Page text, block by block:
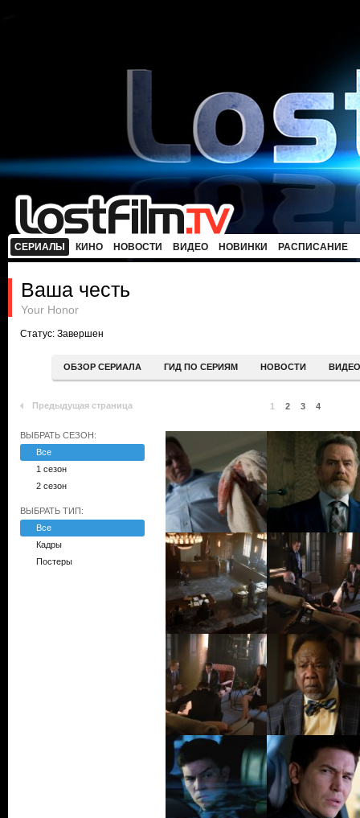
СЕРИАЛЫ КИНО НОВОСТИ ВИДЕО НОВИНКИ РАСПИСАНИЕ
Ваша честь
Your Honor
Статус: Завершен
ОБЗОР СЕРИАЛА ГИД ПО СЕРИЯМ НОВОСТИ ВИДЕО
Предыдущая страница 1 2 3 4
ВЫБРАТЬ СЕЗОН:
Все
1 сезон
2 сезон
ВЫБРАТЬ ТИП:
Все
Кадры
Постеры